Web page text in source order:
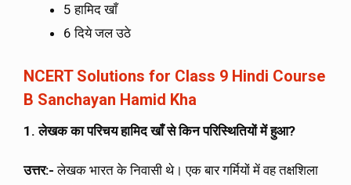
5 हामिद खाँ
6 दिये जल उठे
NCERT Solutions for Class 9 Hindi Course
B Sanchayan Hamid Kha
1. लेखक का परिचय हामिद खाँ से किन परिस्थितियों में हुआ?
उत्तर:-लेखक भारत के निवासी थे। एक बार गर्मियों में वह तक्षशिला